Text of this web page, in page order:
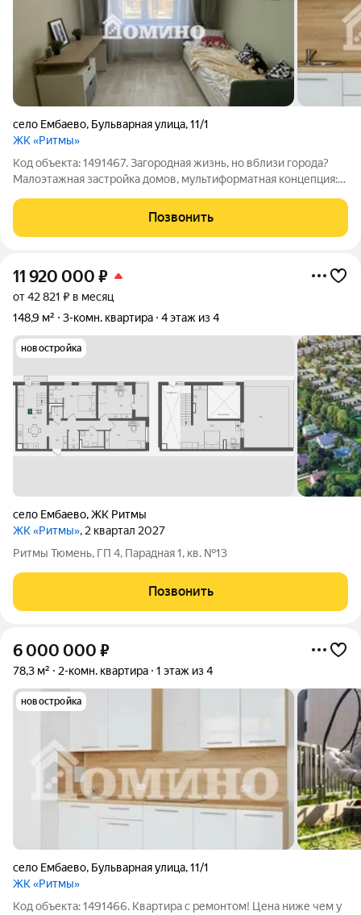
село Ембаево, Бульварная улица,11/1
ЖК «Ритмы»
Код объекта: 1491467. Загородная жизнь, но вблизи города?
Малоэтажная застройка домов, мультиформатная концепция:
Квартира формата студия с ремонтом, мебелью и бытовой
техникой! Все остается
Позвонить
11 920 000 ₽
от 42 821 ₽ в месяц
148,9 м²
3-комн. квартира 4 этаж из 4
новостройка
село Ембаево,ЖК Ритмы
ЖК «Ритмы», 2 квартал 2027
Ритмы Тюмень, ГП 4, Парадная 1, кв. №13
Позвонить
6 000 000 ₽
78,3 м² 2-комн. квартира 1 этаж из 4
новостройка
село Ембаево, Бульварная улица,11/1
ЖК «Ритмы»
Код объекта: 1491466. Квартира с ремонтом! Цена ниже чем у